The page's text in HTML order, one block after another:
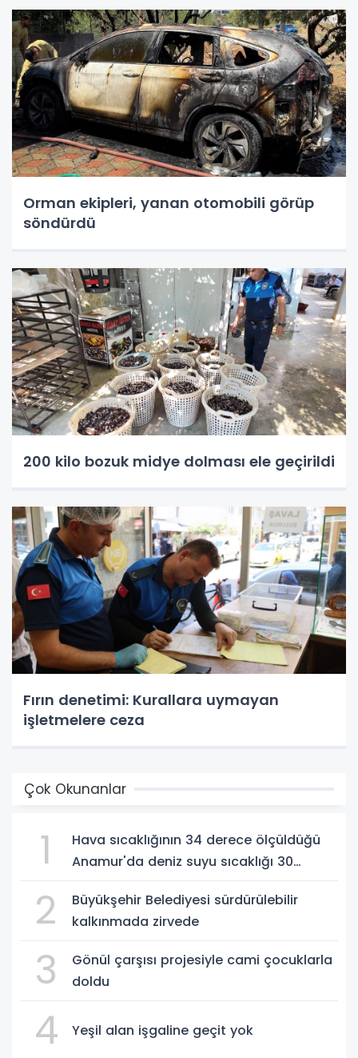
Orman ekipleri, yanan otomobili görüp
söndürdü
200 kilo bozuk midye dolması ele geçirildi
Fırın denetimi: Kurallara uymayan
işletmelere ceza
Çok Okunanlar
1
Hava sıcaklığının 34 derece ölçüldüğü
Anamur'da deniz suyu sıcaklığı 30
2
Büyükşehir Belediyesi sürdürülebilir
kalkınmada zirvede
3
Gönül çarşısı projesiyle cami çocuklarla
doldu
4 Yeşil alan işgaline geçit yok